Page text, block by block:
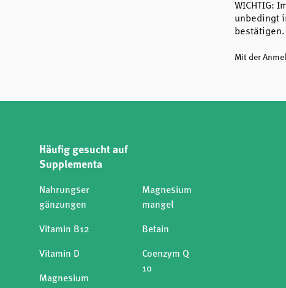
WICHTIG:
unbedingt
bestätigen.
Mit der
Häufig gesucht auf
Supplementa
Nahrungser
gänzungen
Vitamin B12
Vitamin D
Magnesium
Magnesium
mangel
Betain
Coenzym Q
10